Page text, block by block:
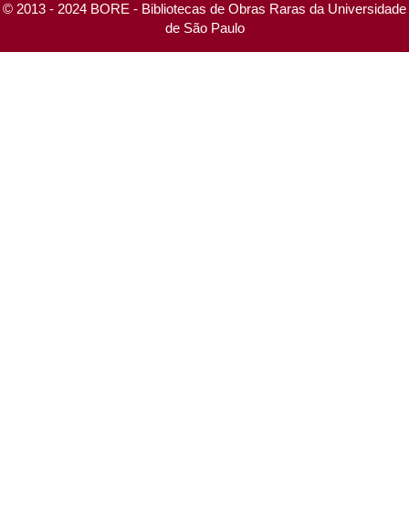
© 2013 - 2024 BORE - Bibliotecas de Obras Raras da Universidade
de São Paulo